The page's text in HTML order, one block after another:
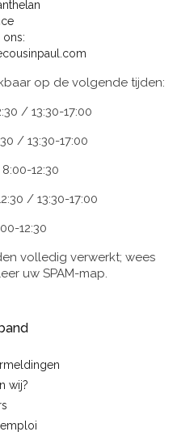
ons:
op de volgende tijden:
/ 13:30-17:00
/ 13:30-17:00
12:30
/ 13:30-17:00
12:30
volledig verwerkt; wees
uw SPAM-map.
wij?